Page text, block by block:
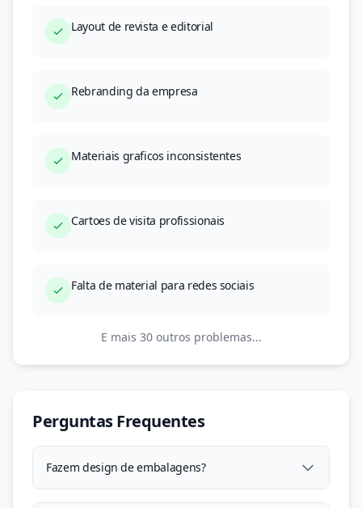
Layout de revista e editorial
Rebranding da empresa
Materiais graficos inconsistentes
Cartoes de visita profissionais
Falta de material para redes sociais
E mais 30 outros problemas...
Perguntas Frequentes
Fazem design de embalagens?